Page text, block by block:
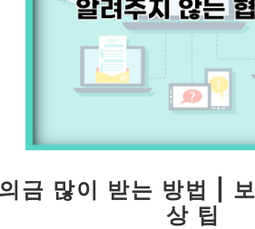
금 많이 받는 방법 |
상 팁